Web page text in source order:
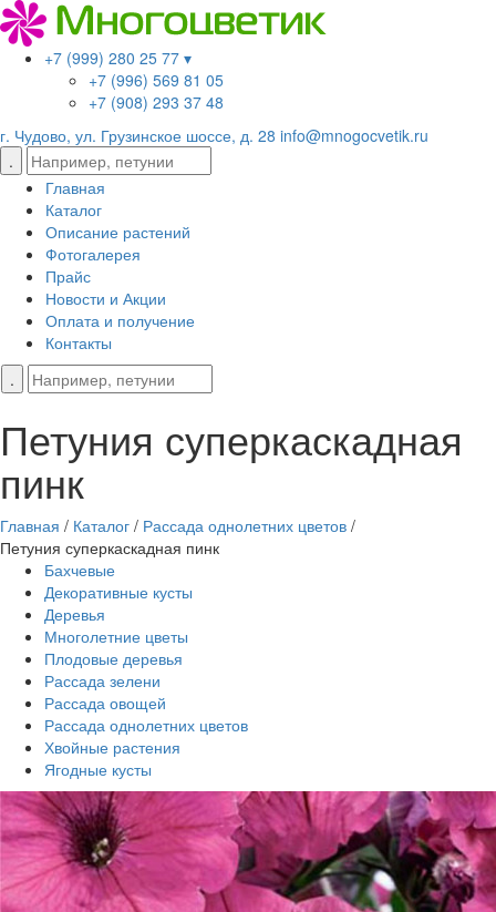
+7 (999) 280 25 77 ▾
+7 (996) 569 81 05
+7 (908) 293 37 48
г. Чудово, ул. Грузинское шоссе, д. 28 info@mnogocvetik.ru
Главная
Каталог
Описание растений
Фотогалерея
Прайс
Новости и Акции
Оплата и получение
Контакты
Петуния суперкаскадная
пинк
Главная / Каталог / Рассада однолетних цветов /
Петуния суперкаскадная пинк
Бахчевые
Декоративные кусты
Деревья
Многолетние цветы
Плодовые деревья
Рассада зелени
Рассада овощей
Рассада однолетних цветов
Хвойные растения
Ягодные кусты